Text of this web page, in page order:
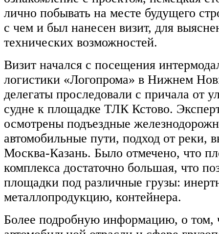
лично побывать на месте будущего
с чем и был нанесен визит, для
технических возможностей.
Визит начался с посещения
логистики «Логопрома» в Нижнем
делегаты проследовали с причала от
судне к площадке ТЛК Кстово.
осмотрены подъездные
автомобильные пути, подход от реки,
Москва-Казань. Было отмечено, что
комплекса достаточно большая, что
площадки под различные грузы:
металлопродукцию, контейнера.
Более подробную информацию, о том,